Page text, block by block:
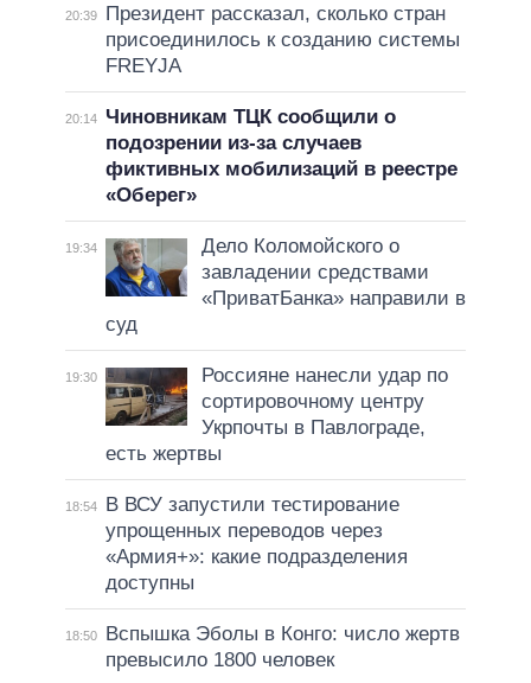
20:39
Президент рассказал, сколько стран
присоединилось к созданию системы
FREYJA
20:14
Чиновникам ТЦК сообщили о
подозрении из-за случаев
фиктивных мобилизаций в реестре
«Оберег»
19:34
Дело Коломойского о
завладении средствами
«ПриватБанка» направили в
суд
19:30
Россияне нанесли удар по
сортировочному центру
Укрпочты в Павлограде,
есть жертвы
18:54
В ВСУ запустили тестирование
упрощенных переводов через
«Армия+»: какие подразделения
доступны
18:50
Вспышка Эболы в Конго: число жертв
превысило 1800 человек